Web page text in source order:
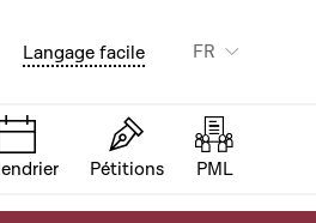
d'accessibilité
Langage facile FR
Pétitions PML